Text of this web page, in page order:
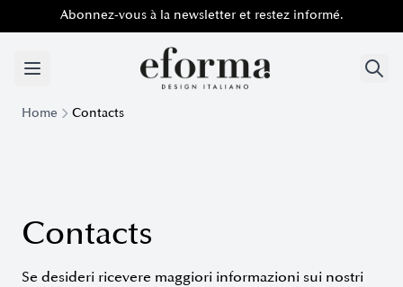
Abonnez-vous à la newsletter et restez informé.
Abonnez-vous à la newsletter et restez informé.
Home Contacts
Contacts
Se desideri ricevere maggiori informazioni sui nostri